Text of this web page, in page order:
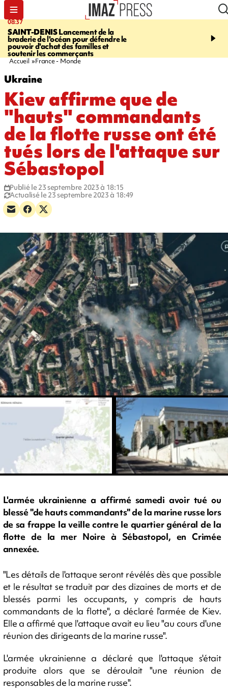
08:37
SAINT-DENISLancement de la
braderie de l'océan pour défendre le
pouvoir d'achat des familles et
soutenir les commerçants
10:44
dragons paradent
Accueil France - Monde
Ukraine
Kiev affirme que de
"hauts" commandants
de la flotte russe ont été
tués lors de l'attaque sur
Sébastopol
Publié le 23 septembre 2023 à 18:15
Actualisé le 23 septembre 2023 à 18:49
L'armée ukrainienne a affirmé samedi avoir tué ou
blessé "de hauts commandants" de la marine russe lors
de sa frappe la veille contre le quartier général de la
flotte de la mer Noire à Sébastopol, en Crimée
annexée.
"Les détails de l'attaque seront révélés dès que possible
et le résultat se traduit par des dizaines de morts et de
blessés parmi les occupants, y compris de hauts
commandants de la flotte", a déclaré l'armée de Kiev.
Elle a affirmé que l'attaque avait eu lieu "au cours d'une
réunion des dirigeants de la marine russe".
L'armée ukrainienne a déclaré que l'attaque s'était
produite alors que se déroulait "une réunion de
responsables de la marine russe".